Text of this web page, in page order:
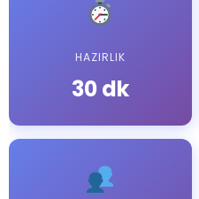
HAZIRLIK
30 dk